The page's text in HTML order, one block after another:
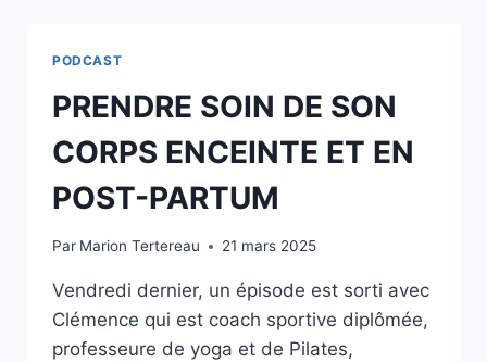
PODCAST
PRENDRE SOIN DE SON
CORPS ENCEINTE ET EN
POST-PARTUM
Par Marion Tertereau 21 mars 2025
Vendredi dernier, un épisode est sorti avec
Clémence qui est coach sportive diplômée,
professeure de yoga et de Pilates,